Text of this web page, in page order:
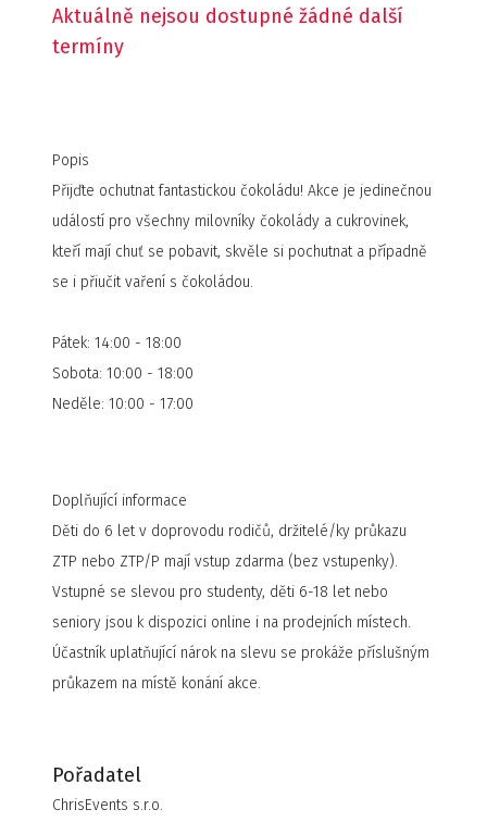
Aktuálně nejsou dostupné žádné další
termíny
Popis
Přijďte ochutnat fantastickou čokoládu! Akce je jedinečnou
událostí pro všechny milovníky čokolády a cukrovinek,
kteří mají chuť se pobavit, skvěle si pochutnat a případně
se i přiučit vaření s čokoládou.
Pátek: 14:00 - 18:00
Sobota: 10:00 - 18:00
Neděle: 10:00 - 17:00
Doplňující informace
Děti do 6 let v doprovodu rodičů, držitelé/ky průkazu
ZTP nebo ZTP/P mají vstup zdarma (bez vstupenky).
Vstupné se slevou pro studenty, děti 6-18 let nebo
seniory jsou k dispozici online i na prodejních místech.
Účastník uplatňující nárok na slevu se prokáže příslušným
průkazem na místě konání akce.
Pořadatel
ChrisEvents s.r.o.